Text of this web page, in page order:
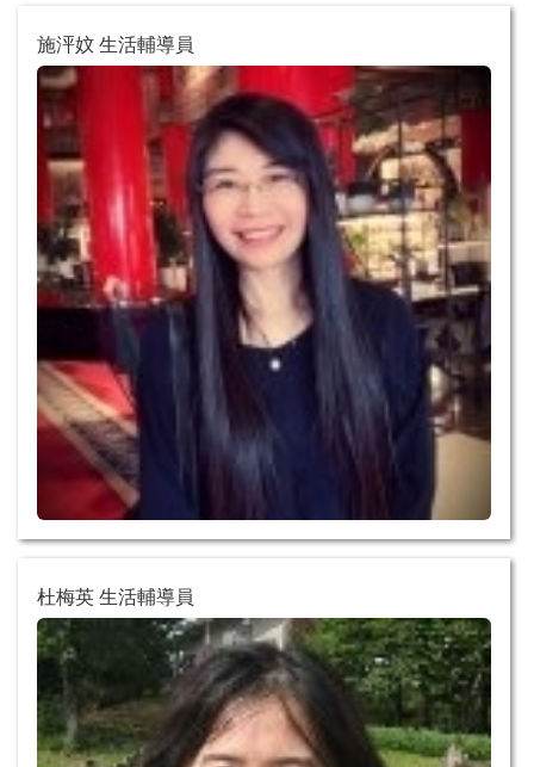
施泙妏 生活輔導員
杜梅英 生活輔導員